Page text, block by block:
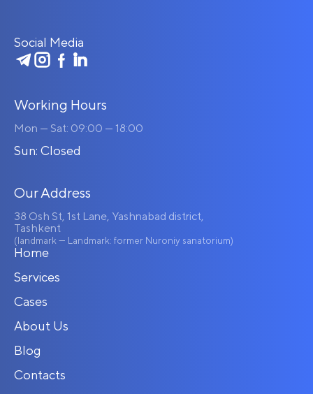
Social Media
Working Hours
Mon — Sat: 09:00 — 18:00
Sun: Closed
Our Address
38 Osh St, 1st Lane, Yashnabad district,
Tashkent
(landmark — Landmark: former Nuroniy sanatorium)
Home
Services
Cases
About Us
Blog
Contacts